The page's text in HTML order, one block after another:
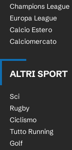
Champions League
Europa League
Calcio Estero
Calciomercato
ALTRI SPORT
Sci
Rugby
Ciclismo
Tutto Running
Golf